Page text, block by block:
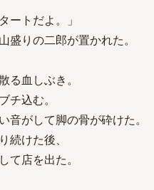
ートだよ。」
りの二郎が置かれた。
血しぶき。
込む。
がして脚の骨が砕けた。
けた後、
店を出た。